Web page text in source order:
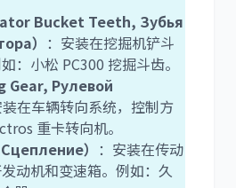
Bucket Teeth, Зубья
） ：安装在挖掘机铲斗
：小松 PC300 挖掘斗齿。
Gear, Рулевой
装在车辆转向系统，控制方
重卡转向机。
） ：安装在传动
动机和变速箱。例如：久